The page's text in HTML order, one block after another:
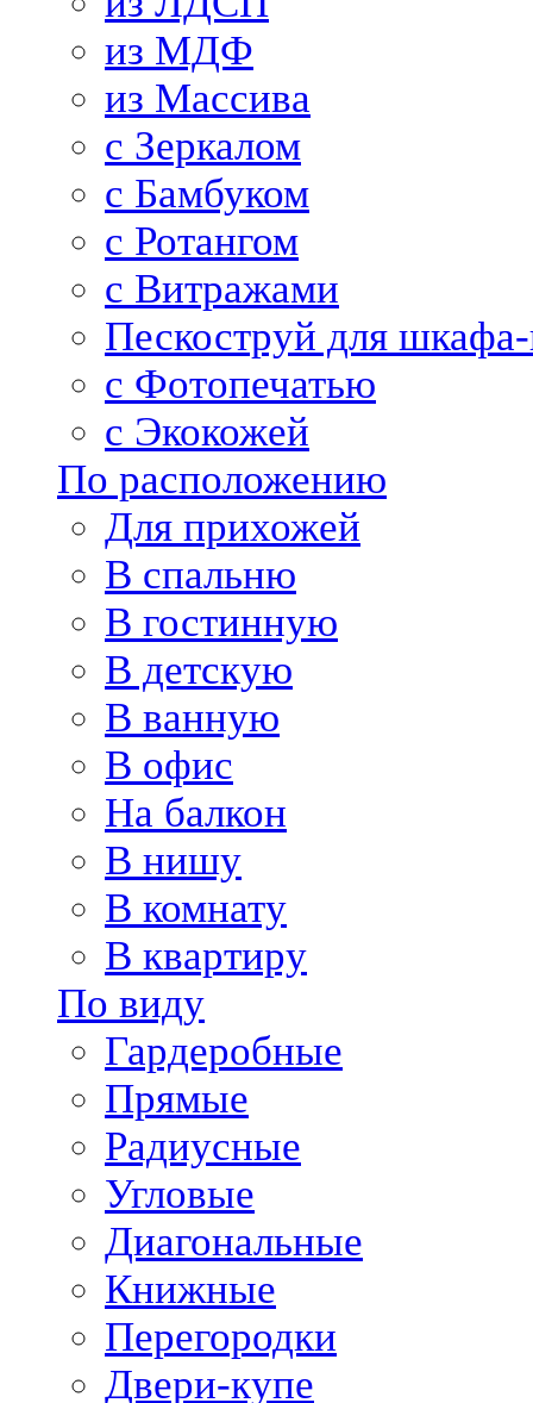
из МДФ
из Массива
с Зеркалом
с Бамбуком
с Ротангом
с Витражами
Пескоструй для
с Фотопечатью
с Экокожей
По расположению
Для прихожей
В спальню
В гостинную
В детскую
В ванную
В офис
На балкон
В нишу
В комнату
В квартиру
По виду
Гардеробные
Прямые
Радиусные
Угловые
Диагональные
Книжные
Перегородки
Двери-купе